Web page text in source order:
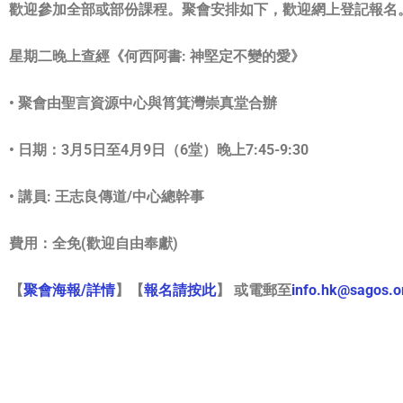
歡迎參加全部或部份課程。 聚會安排如下，歡迎網上登記報名。
星期二晚上查經《何西阿書: 神堅定不變的愛》
• 聚會由聖言資源中心與筲箕灣崇真堂合辦
• 日期：3月5日至4月9日（6堂）晚上7:45-9:30
• 講員: 王志良傳道/中心總幹事
費用：全免(歡迎自由奉獻)
【聚會海報/詳情】【報名請按此】 或電郵至